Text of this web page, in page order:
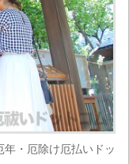
・厄除け厄払いドッ